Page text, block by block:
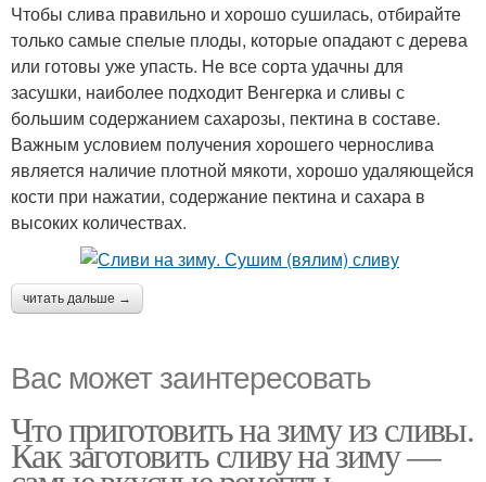
Чтобы слива правильно и хорошо сушилась, отбирайте
только самые спелые плоды, которые опадают с дерева
или готовы уже упасть. Не все сорта удачны для
засушки, наиболее подходит Венгерка и сливы с
большим содержанием сахарозы, пектина в составе.
Важным условием получения хорошего чернослива
является наличие плотной мякоти, хорошо удаляющейся
кости при нажатии, содержание пектина и сахара в
высоких количествах.
читать дальше →
Вас может заинтересовать
Что приготовить на зиму из сливы.
Как заготовить сливу на зиму —